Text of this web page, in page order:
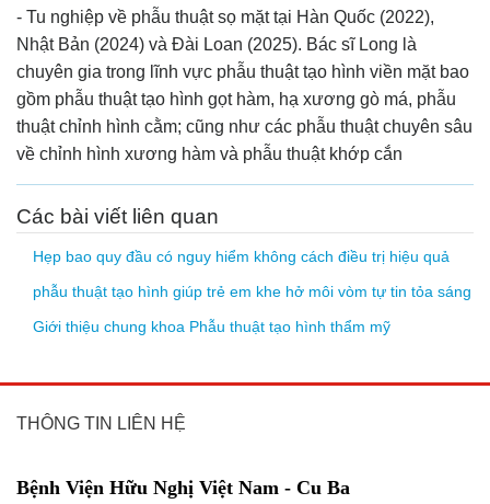
- Tu nghiệp về phẫu thuật sọ mặt tại Hàn Quốc (2022),
Nhật Bản (2024) và Đài Loan (2025). Bác sĩ Long là
chuyên gia trong lĩnh vực phẫu thuật tạo hình viền mặt bao
gồm phẫu thuật tạo hình gọt hàm, hạ xương gò má, phẫu
thuật chỉnh hình cằm; cũng như các phẫu thuật chuyên sâu
về chỉnh hình xương hàm và phẫu thuật khớp cắn
Các bài viết liên quan
Hẹp bao quy đầu có nguy hiểm không cách điều trị hiệu quả
phẫu thuật tạo hình giúp trẻ em khe hở môi vòm tự tin tỏa sáng
Giới thiệu chung khoa Phẫu thuật tạo hình thẩm mỹ
THÔNG TIN LIÊN HỆ
Bệnh Viện Hữu Nghị Việt Nam - Cu Ba